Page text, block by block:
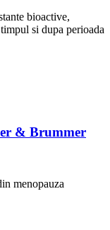
bioactive,
si dupa perioada
& Brummer
menopauza